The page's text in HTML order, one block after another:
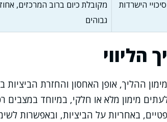
הישרדות
מקובלת כיום ברוב המרכזים,
גבוהים
הליווי
ההליך, אופן האחסון והחזרת הביציות
מימון מלא או חלקי, במיוחד במצבים
באחריות על הביציות, ובאפשרות